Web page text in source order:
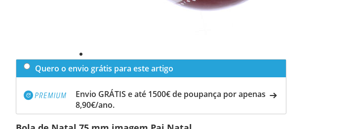
Quero o envio grátis para este artigo
Envio GRÁTIS e até 1500€ de poupança por apenas
8,90€/ano.